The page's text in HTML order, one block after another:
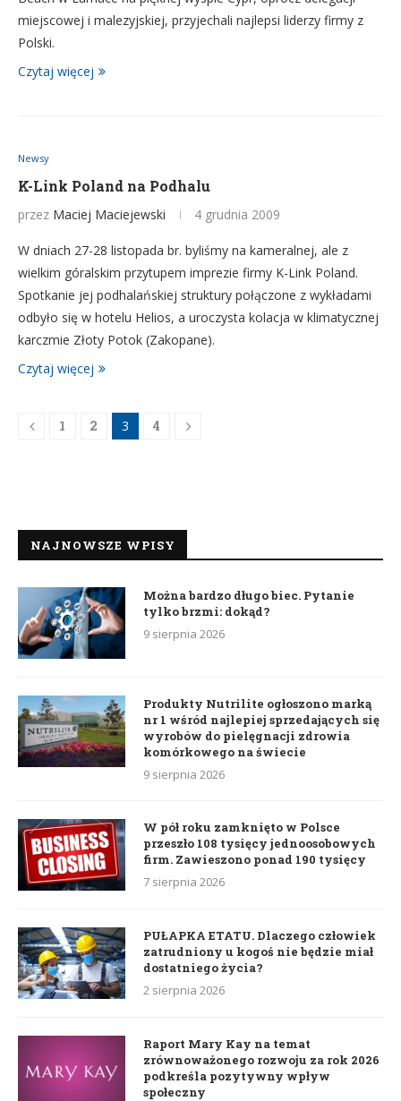
miejscowej i malezyjskiej, przyjechali najlepsi liderzy firmy z
Polski.
Czytaj więcej
Newsy
K-Link Poland na Podhalu
przez Maciej Maciejewski 4 grudnia 2009
W dniach 27-28 listopada br. byliśmy na kameralnej, ale z
wielkim góralskim przytupem imprezie firmy K-Link Poland.
Spotkanie jej podhalańskiej struktury połączone z wykładami
odbyło się w hotelu Helios, a uroczysta kolacja w klimatycznej
karczmie Złoty Potok (Zakopane).
Czytaj więcej
1 2 3 4
NAJNOWSZE WPISY
Można bardzo długo biec. Pytanie
tylko brzmi: dokąd?
9 sierpnia 2026
Produkty Nutrilite ogłoszono marką
nr 1 wśród najlepiej sprzedających się
wyrobów do pielęgnacji zdrowia
komórkowego na świecie
9 sierpnia 2026
W pół roku zamknięto w Polsce
przeszło 108 tysięcy jednoosobowych
firm. Zawieszono ponad 190 tysięcy
7 sierpnia 2026
PUŁAPKA ETATU. Dlaczego człowiek
zatrudniony u kogoś nie będzie miał
dostatniego życia?
2 sierpnia 2026
Raport Mary Kay na temat
zrównoważonego rozwoju za rok 2026
podkreśla pozytywny wpływ
społeczny